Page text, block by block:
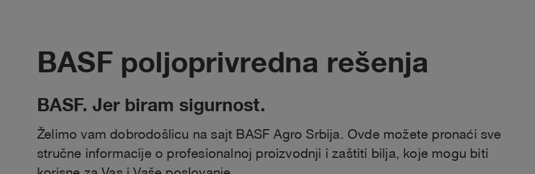
BASF poljoprivredna rešenja
BASF. Jer biram sigurnost.
Želimo vam dobrodošlicu na sajt BASF Agro Srbija. Ovde možete pronaći sve
stručne informacije o profesionalnoj proizvodnji i zaštiti bilja, koje mogu biti